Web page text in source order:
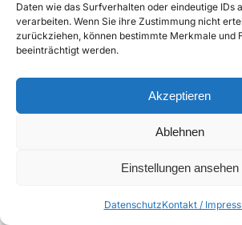
Daten wie das Surfverhalten oder eindeutige IDs
verarbeiten. Wenn Sie ihre Zustimmung nicht
zurückziehen, können bestimmte Merkmale und
beeinträchtigt werden.
Akzeptieren
Ablehnen
Einstellungen ansehen
DatenschutzKontakt /
Enthält 20% Mwst
zzgl.Versand
Lieferzeit: Sofort lieferbar
In den Warenkorb
Einzelnes Ergebnis wird angezeigt